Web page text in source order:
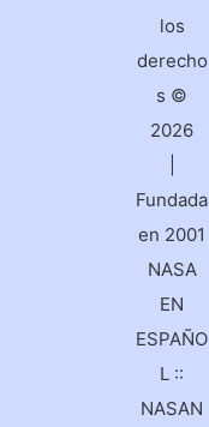
los
derecho
s ©
2026
Fundada
en 2001
NASA
EN
ESPAÑO
L ::
NASAN